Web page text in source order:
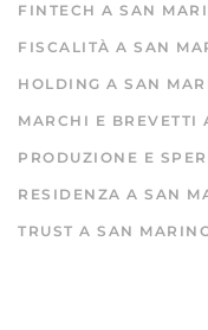
FINTECH A SAN
FISCALITÀ A SAN
HOLDING A SAN
MARCHI E BREVETTI
PRODUZIONE E
RESIDENZA A SAN
TRUST A SAN